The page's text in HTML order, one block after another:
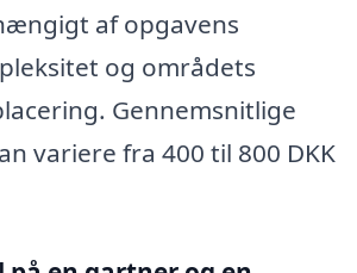
af opgavens
og områdets
Gennemsnitlige
variere fra 400 til 800 DKK